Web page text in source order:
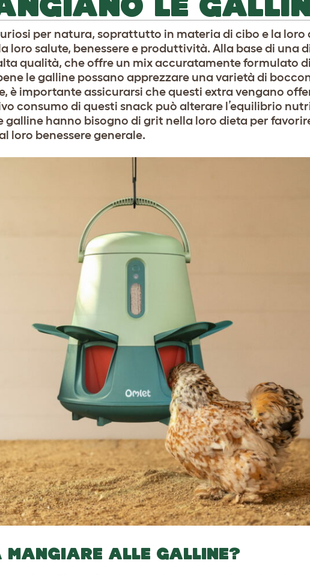
per natura, soprattutto in materia di cibo e la loro
loro salute, benessere e produttività. Alla base di una
qualità, che offre un mix accuratamente formulato
le galline possano apprezzare una varietà di
è importante assicurarsi che questi extra vengano
consumo di questi snack può alterare l’equilibrio
galline hanno bisogno di grit nella loro dieta per
loro benessere generale.
ALLE GALLINE?